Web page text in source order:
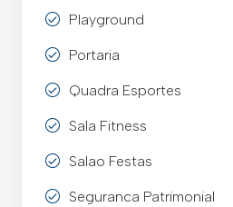
Playground
Portaria
Quadra Esportes
Sala Fitness
Salao Festas
Seguranca Patrimonial